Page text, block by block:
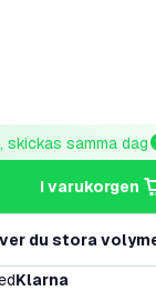
samma dag
i varukorgen
du stora
Klarna